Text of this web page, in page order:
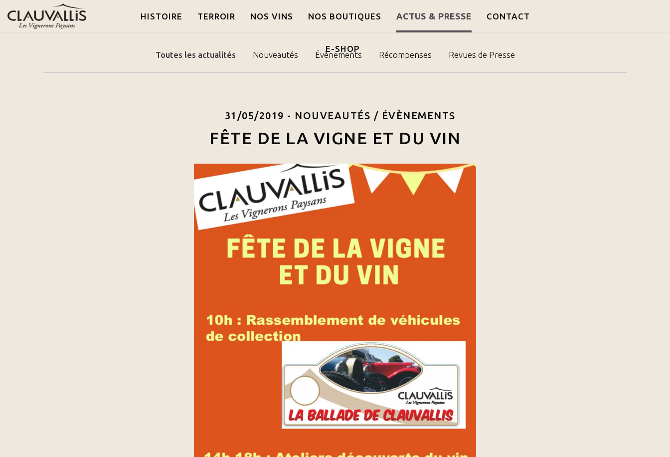
HISTOIRE TERROIR NOS VINS NOS BOUTIQUES ACTUS & PRESSE CONTACT
E-SHOP
Toutes les actualités Nouveautés Évènements Récompenses Revues de Presse
31/05/2019 - NOUVEAUTÉS / ÉVÈNEMENTS
FÊTE DE LA VIGNE ET DU VIN